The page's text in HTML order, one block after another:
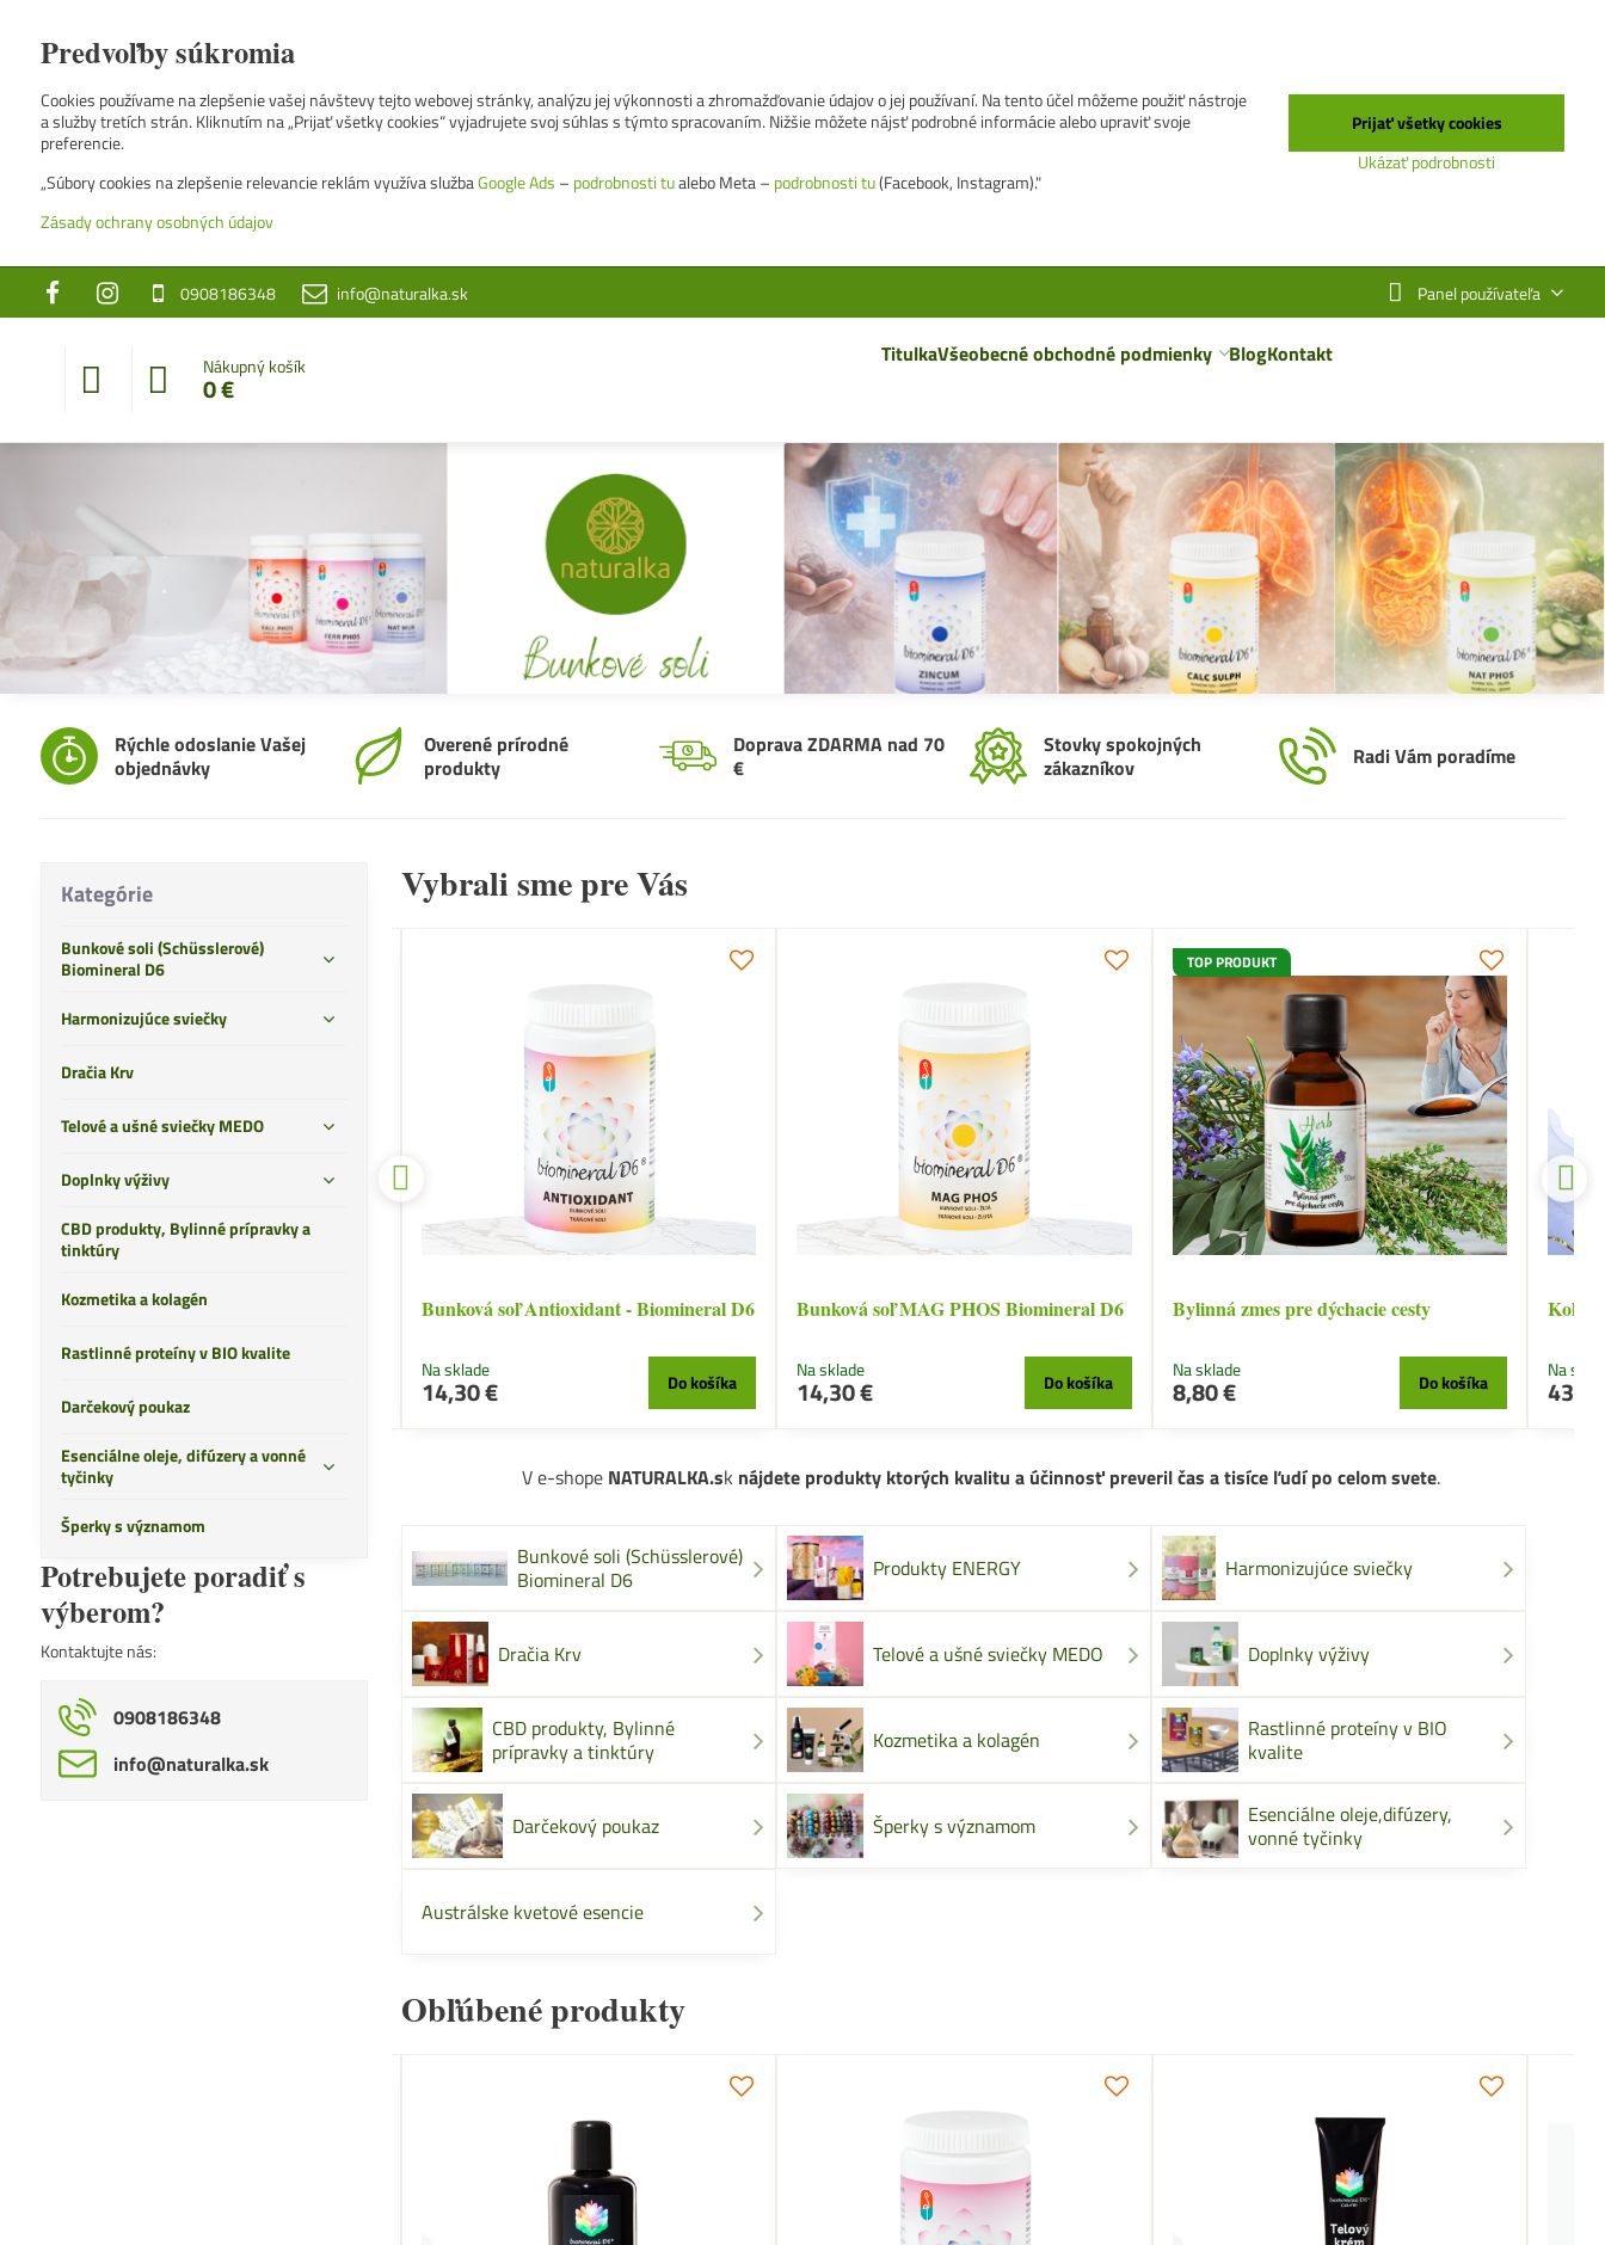
0908186348 info@naturalka.sk Panel používateľa
Nákupný košík
0 €
TitulkaVšeobecné obchodné podmienky BlogKontakt
Rýchle odoslanie Vašej
objednávky
Overené prírodné
produkty
Doprava ZDARMA nad 70
€
Stovky spokojných
zákazníkov
Radi Vám poradíme
Vybrali sme pre Vás
Telové sviečky Dračia krv
18,10 €
Bunková soľ Antioxidant - Biomineral D6
Na sklade
14,30 € Do košíka
Bunková soľ MAG PHOS Biomineral D6
Na sklade
14,30 € Do košíka
TOP PRODUKT
Bylinná zmes pre dýchacie cesty
Na sklade
8,80 € Do košíka
Na
43 €
V e-shope NATURALKA.sk nájdete produkty ktorých kvalitu a účinnosť preveril čas a tisíce ľudí po celom svete.
Bunkové soli (Schüsslerové)
Biomineral D6
Produkty ENERGY Harmonizujúce sviečky
Dračia Krv Telové a ušné sviečky MEDO Doplnky výživy
CBD produkty, Bylinné
prípravky a tinktúry
Kozmetika a kolagén
Rastlinné proteíny v BIO
kvalite
Darčekový poukaz Šperky s významom
Esenciálne oleje,difúzery,
vonné tyčinky
Austrálske kvetové esencie
Obľúbené produkty
Kategórie
Bunkové soli (Schüsslerové)
Biomineral D6
Harmonizujúce sviečky
Dračia Krv
Telové a ušné sviečky MEDO
Doplnky výživy
CBD produkty, Bylinné prípravky a
tinktúry
Kozmetika a kolagén
Rastlinné proteíny v BIO kvalite
Darčekový poukaz
Esenciálne oleje, difúzery a vonné
tyčinky
Šperky s významom
Potrebujete poradiť s
výberom?
Kontaktujte nás:
0908186348
info​@naturalka​.sk
Predvoľby súkromia
Cookies používame na zlepšenie vašej návštevy tejto webovej stránky, analýzu jej výkonnosti a zhromažďovanie údajov o jej používaní. Na tento účel môžeme použiť nástroje
a služby tretích strán. Kliknutím na „Prijať všetky cookies“ vyjadrujete svoj súhlas s týmto spracovaním. Nižšie môžete nájsť podrobné informácie alebo upraviť svoje
preferencie.
„Súbory cookies na zlepšenie relevancie reklám využíva službaGoogle Ads – podrobnosti tualebo Meta – podrobnosti tu(Facebook, Instagram)."
Zásady ochrany osobných údajov
Ukázať podrobnosti
Prijať všetky cookies